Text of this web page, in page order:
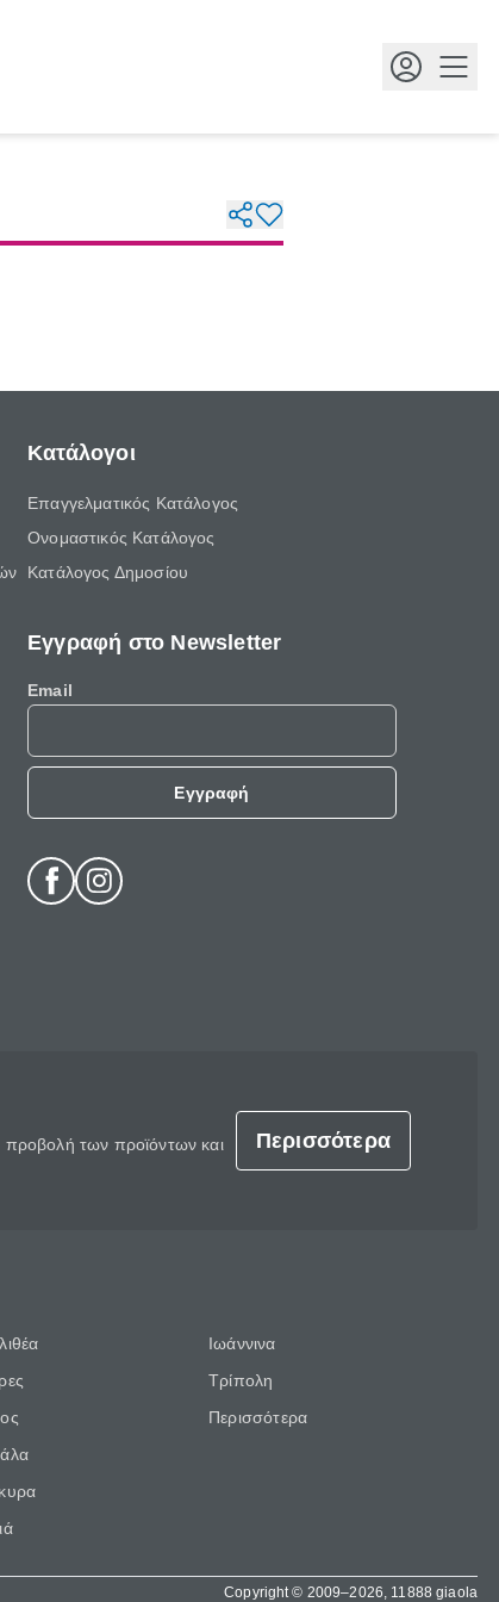
Κατάλογοι
Επαγγελματικός Κατάλογος
Ονομαστικός Κατάλογος
Κατάλογος Δημοσίου
Εγγραφή στο Newsletter
Email
Εγγραφή
προβολή των προϊόντων και
Περισσότερα
Ιωάννινα
Τρίπολη
Περισσότερα
Copyright © 2009–2026, 11888 giaola